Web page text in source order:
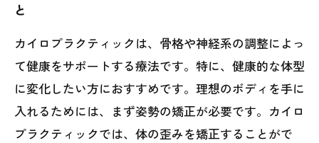
と
カイロプラクティックは、骨格や神経系の調整によっ
て健康をサポートする療法です。特に、健康的な体型
に変化したい方におすすめです。理想のボディを手に
入れるためには、まず姿勢の矯正が必要です。カイロ
プラクティックでは、体の歪みを矯正することがで